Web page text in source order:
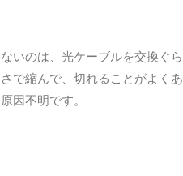
いのは、光ケーブルを交換ぐ
で縮んで、切れることがよく
因不明です。